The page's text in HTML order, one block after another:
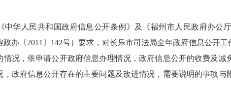
华人民共和国政府信息公开条例》及《福州市人民政府办公
政办〔2011〕142号）要求，对长乐市司法局全年政府信息公开
情况，依申请公开政府信息办理情况，政府信息公开的收费及
，政府信息公开存在的主要问题及改进情况，需要说明的事项